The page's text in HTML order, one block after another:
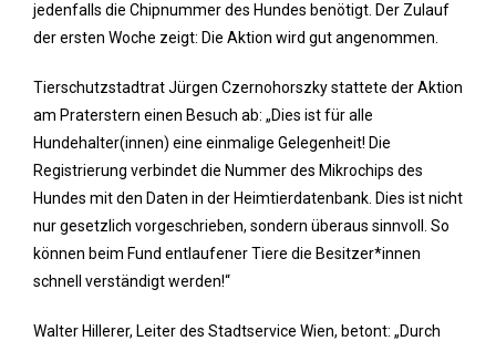
jedenfalls die Chipnummer des Hundes benötigt. Der Zulauf
der ersten Woche zeigt: Die Aktion wird gut angenommen.
Tierschutzstadtrat Jürgen Czernohorszky stattete der Aktion
am Praterstern einen Besuch ab: „Dies ist für alle
Hundehalter(innen) eine einmalige Gelegenheit! Die
Registrierung verbindet die Nummer des Mikrochips des
Hundes mit den Daten in der Heimtierdatenbank. Dies ist nicht
nur gesetzlich vorgeschrieben, sondern überaus sinnvoll. So
können beim Fund entlaufener Tiere die Besitzer*innen
schnell verständigt werden!“
Walter Hillerer, Leiter des Stadtservice Wien, betont: „Durch